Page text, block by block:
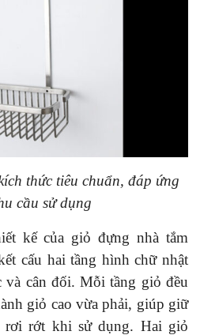
thức tiêu chuẩn, đáp ứng
cầu sử dụng
kế của giỏ đựng nhà tắm
cấu hai tầng hình chữ nhật
và cân đối. Mỗi tầng giỏ đều
giỏ cao vừa phải, giúp giữ
rớt khi sử dụng. Hai giỏ